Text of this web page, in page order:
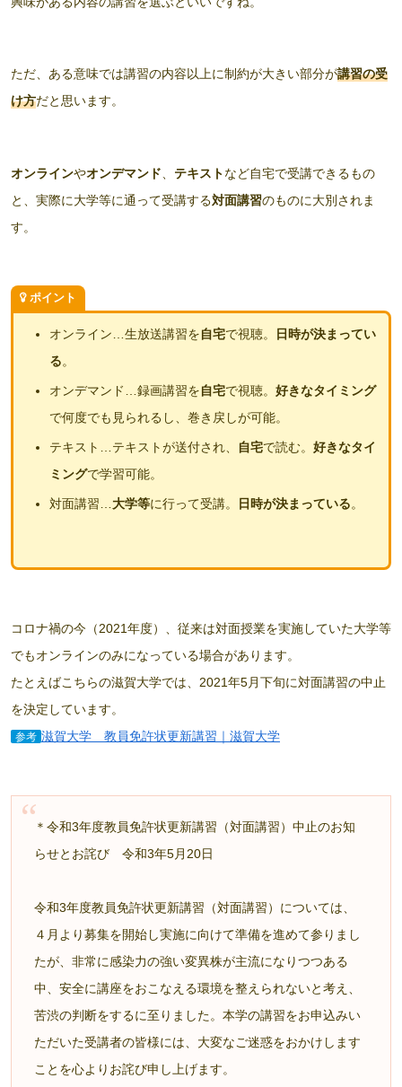
ただ、ある意味では講習の内容以上に制約が大きい部分が講習の受
け方だと思います。
オンラインやオンデマンド テキストなど自宅で受講できるもの
と、実際に大学等に通って受講する対面講習のものに大別されま
す。
ポイント
オンライン…生放送講習を自宅で視聴。
日時が決まってい
る。
オンデマンド…録画講習を自宅で視聴。 好きなタイミング
で何度でも見られるし、巻き戻しが可能。
テキスト…テキストが送付され、 自宅で読む。 好きなタイ
ミングで学習可能。
対面講習… 大学等に行って受講。 日時が決まっている。
コロナ禍の今（2021年度）、従来は対面授業を実施していた大学等
でもオンラインのみになっている場合があります。
たとえばこちらの滋賀大学では、2021年5月下旬に対面講習の中止
を決定しています。
参考 滋賀大学 教員免許状更新講習｜滋賀大学
＊令和3年度教員免許状更新講習（対面講習）中止のお知
らせとお詫び 令和3年5月20日
令和3年度教員免許状更新講習（対面講習）については、
４月より募集を開始し実施に向けて準備を進めて参りまし
たが、非常に感染力の強い変異株が主流になりつつある
中、安全に講座をおこなえる環境を整えられないと考え、
苦渋の判断をするに至りました。本学の講習をお申込みい
ただいた受講者の皆様には、大変なご迷惑をおかけします
ことを心よりお詫び申し上げます。